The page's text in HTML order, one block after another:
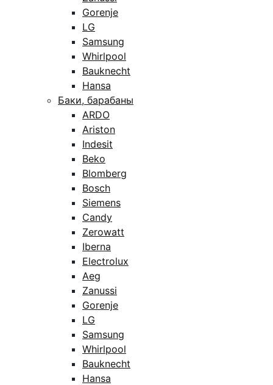
Gorenje
LG
Samsung
Whirlpool
Bauknecht
Hansa
Баки, барабаны
ARDO
Ariston
Indesit
Beko
Blomberg
Bosch
Siemens
Candy
Zerowatt
Iberna
Electrolux
Aeg
Zanussi
Gorenje
LG
Samsung
Whirlpool
Bauknecht
Hansa